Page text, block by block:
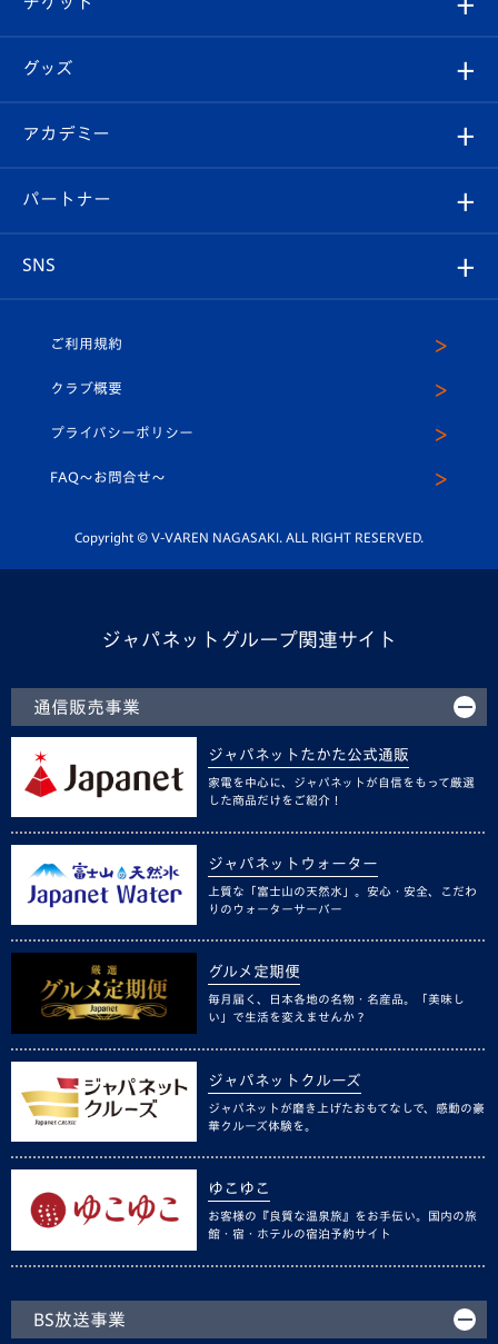
チケット
イベント
メディア
ホームタウン
エンブレム紹介
スタッフプロフィール
マスコット紹介
平和祈念活動
ホームタウン活動
はじめての観戦ガイド
Revive Team
ヴィヴィくんの長崎おもてなしガイド
フォトギャラリー
スタジアムグルメ
チケット
V-LOVERS（ファンクラブ）
プレイヤーズスイート
グッズ
オンラインショップ
店舗情報
アカデミー
育成からのお知らせ
U-18
スクール
パートナー
SNS
ヴィヴィくんインスタグラム
公式LINE＠
ご利用規約
クラブ概要
プライバシーポリシー
FAQ〜お問合せ〜
Copyright © V-VAREN NAGASAKI. ALL RIGHT RESERVED.
ジャパネットグループ関連サイト
通信販売事業
ジャパネットたかた公式通販
家電を中心に、ジャパネットが自信をもって厳選
した商品だけをご紹介！
ジャパネットウォーター
上質な「富士山の天然水」。安心・安全、こだわ
りのウォーターサーバー
グルメ定期便
毎月届く、日本各地の名物・名産品。「美味し
い」で生活を変えませんか？
ジャパネットクルーズ
ジャパネットが磨き上げたおもてなしで、感動の豪
華クルーズ体験を。
ゆこゆこ
お客様の『良質な温泉旅』をお手伝い。国内の旅
館・宿・ホテルの宿泊予約サイト
BS放送事業